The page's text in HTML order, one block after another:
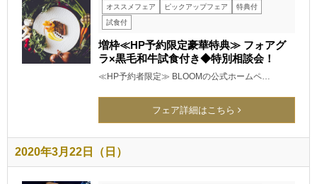
オススメフェア ピックアップフェア
特典付
試食付
増枠≪HP予約限定豪華特典≫ フォアグ
ラ×黒毛和牛試食付き◆特別相談会！
≪HP予約者限定≫ BLOOMの公式ホームペ…
フェア詳細はこちら
2020年3月22日（日）